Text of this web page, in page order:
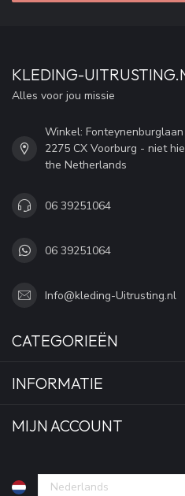
KLEDING-
Alles voor jou missie
Winkel:
2275 CX Voorburg - niet
the Netherlands
06 39251064
06 39251064
Info@kleding-Uitrusting.nl
CATEGORIEËN
INFORMATIE
MIJN ACCOUNT